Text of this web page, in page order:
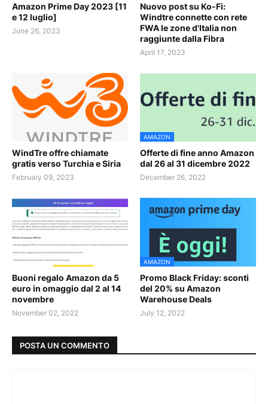
Amazon Prime Day 2023 [11
e 12 luglio]
June 26, 2023
Nuovo post su Ko-Fi:
Windtre connette con rete
FWA le zone d'Italia non
raggiunte dalla Fibra
April 17, 2023
WindTre offre chiamate
gratis verso Turchia e Siria
February 09, 2023
AMAZON
Offerte di fine anno Amazon
dal 26 al 31 dicembre 2022
December 26, 2022
Buoni regalo Amazon da 5
euro in omaggio dal 2 al 14
novembre
November 02, 2022
AMAZON
Promo Black Friday: sconti
del 20% su Amazon
Warehouse Deals
July 12, 2022
POSTA UN COMMENTO